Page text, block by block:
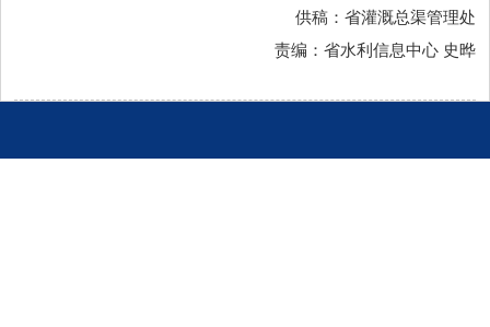
供稿：省灌溉总渠管理处
责编：省水利信息中心 史晔